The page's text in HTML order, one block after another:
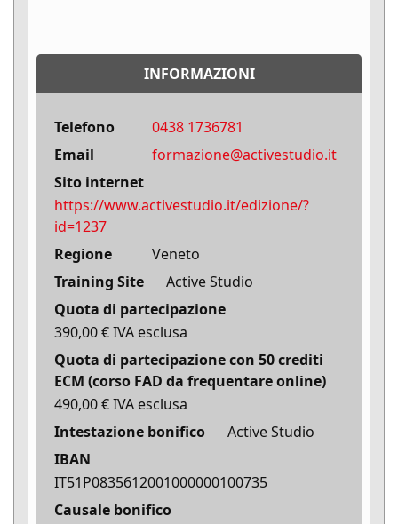
INFORMAZIONI
Telefono
0438 1736781
Email
formazione@activestudio.it
Sito internet
https://www.activestudio.it/edizione/?
id=1237
Regione
Veneto
Training Site
Active Studio
Quota di partecipazione
390,00 € IVA esclusa
Quota di partecipazione con 50 crediti
ECM (corso FAD da frequentare online)
490,00 € IVA esclusa
Intestazione bonifico
Active Studio
IBAN
IT51P0835612001000000100735
Causale bonifico